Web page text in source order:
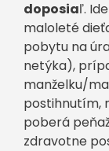
doposiaľ.
maloleté
pobytu na
netýka),
manželku/
postihnutím,
poberá
zdravotne